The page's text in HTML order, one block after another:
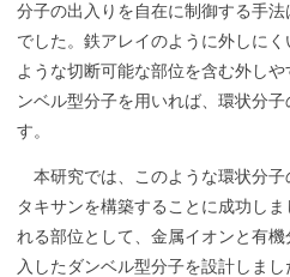
分子の出入りを自在に制御する手
でした。鉄アレイのように外しに
ような切断可能な部位を含む外し
ンベル型分子を用いれば、環状分
す。
本研究では、このような環状分子
タキサンを構築することに成功し
れる部位として、金属イオンと有
入したダンベル型分子を設計しま